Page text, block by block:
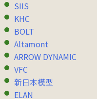
SIIS
KHC
BOLT
Altamont
ARROW DYNAMIC
VFC
新日本模型
ELAN